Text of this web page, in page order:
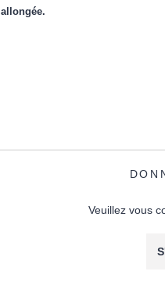
Veuillez vous